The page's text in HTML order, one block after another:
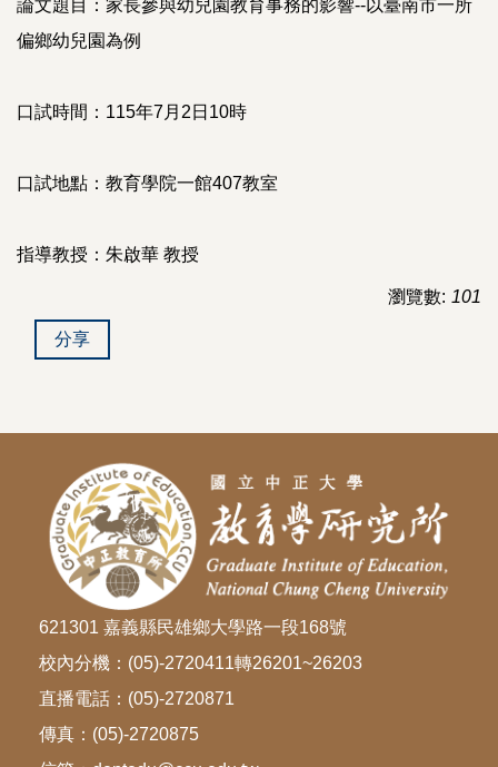
論文題目：家長參與幼兒園教育事務的影響--以臺南市一所
偏鄉幼兒園為例
口試時間：115年7月2日10時
口試地點：教育學院一館407教室
指導教授：朱啟華 教授
瀏覽數: 101
分享
621301 嘉義縣民雄鄉大學路一段168號
校內分機：(05)-2720411轉26201~26203
直播電話：(05)-2720871
傳真：(05)-2720875